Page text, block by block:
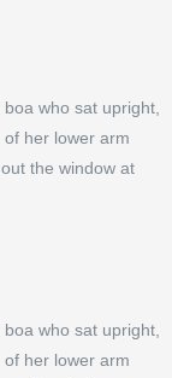
who sat upright,
her lower arm
the window at
who sat upright,
her lower arm